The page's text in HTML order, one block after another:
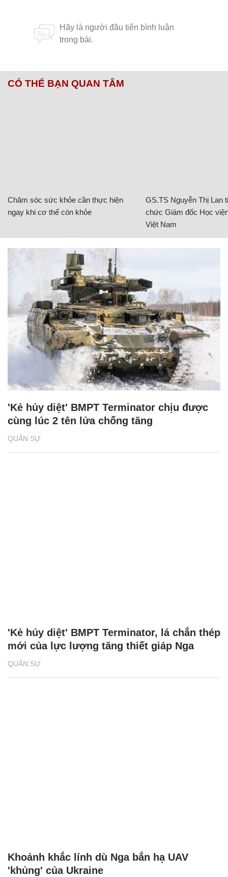
CÓ THỂ BẠN QUAN TÂM
Chăm sóc sức khỏe cần thực hiện
ngay khi cơ thể còn khỏe
GS.TS Nguyễn Thị Lan
chức Giám đốc Học
Việt Nam
QUÂN SỰ
'Kẻ hủy diệt' BMPT Terminator chịu được
cùng lúc 2 tên lửa chống tăng
QUÂN SỰ
'Kẻ hủy diệt' BMPT Terminator, lá chắn thép
mới của lực lượng tăng thiết giáp Nga
Khoảnh khắc lính dù Nga bắn hạ UAV
'khủng' của Ukraine